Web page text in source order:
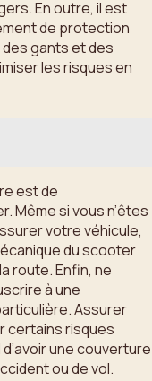
En outre, il est
de protection
des gants et des
les risques en
est de
Même si vous n’êtes
votre véhicule,
du scooter
route. Enfin, ne
à une
Assurer
certains risques
une couverture
ou de vol.